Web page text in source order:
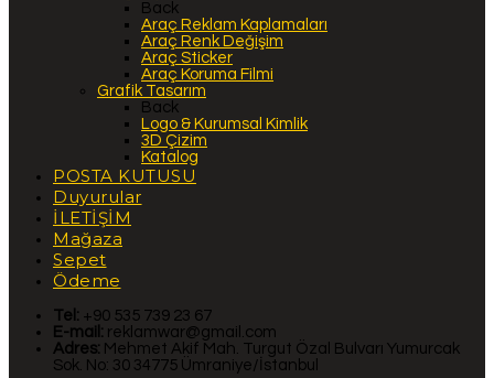
Back
Araç Reklam Kaplamaları
Araç Renk Değişim
Araç Sticker
Araç Koruma Filmi
Grafik Tasarım
Back
Logo & Kurumsal Kimlik
3D Çizim
Katalog
POSTA KUTUSU
Duyurular
İLETİŞİM
Mağaza
Sepet
Ödeme
Tel: +90 535 739 23 67
E-mail: reklamwar@gmail.com
Adres: Mehmet Akif Mah. Turgut Özal Bulvarı Yumurcak
Sok. No: 30 34775 Ümraniye/İstanbul